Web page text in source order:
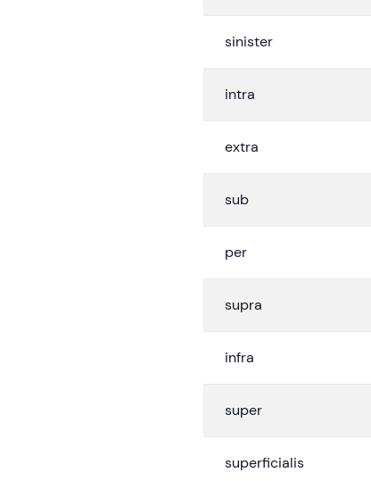
sinister
intra
extra
sub
per
supra
infra
super
superficialis